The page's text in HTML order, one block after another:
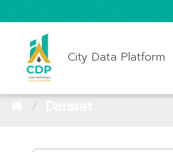
City Data Platform